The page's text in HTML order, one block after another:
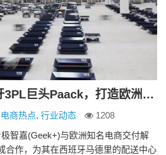
极智嘉联手西班牙3PL巨头Paack，打造欧洲超大规模智能分拣标杆项目
电商热点, 行业动态
1208
智嘉(Geek+)与欧洲知名电商交付解
合作，为其在西班牙马德里的配送中心